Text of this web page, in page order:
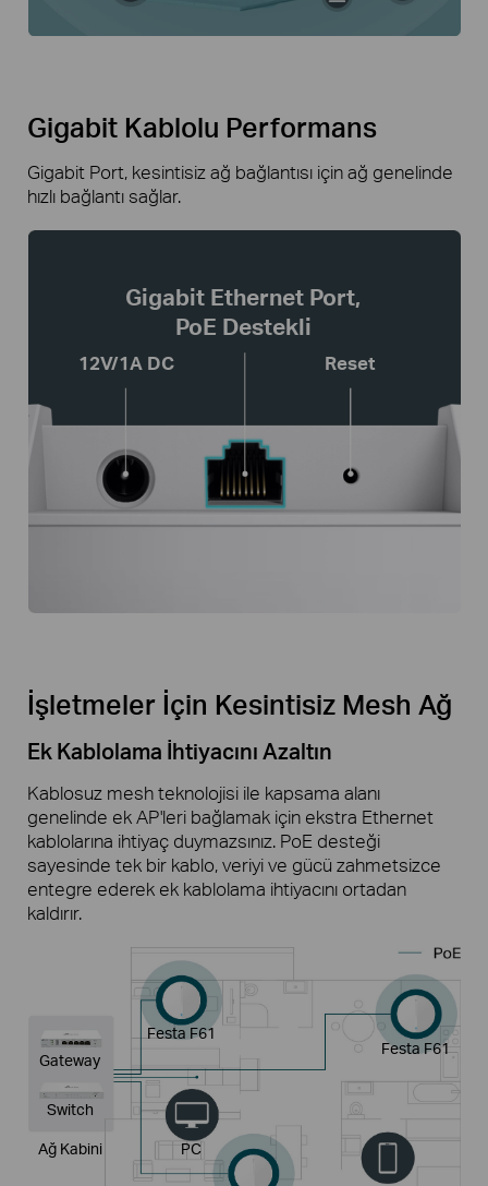
Gigabit Kablolu Performans
Gigabit Port, kesintisiz ağ bağlantısı için ağ genelinde
hızlı bağlantı sağlar.
Gigabit Ethernet Port,
PoE Destekli
12V/1A DC Reset
İşletmeler İçin Kesintisiz Mesh Ağ
Ek Kablolama İhtiyacını Azaltın
Kablosuz mesh teknolojisi ile kapsama alanı
genelinde ek AP'leri bağlamak için ekstra Ethernet
kablolarına ihtiyaç duymazsınız. PoE desteği
sayesinde tek bir kablo, veriyi ve gücü zahmetsizce
entegre ederek ek kablolama ihtiyacını ortadan
kaldırır.
Gateway
Switch
Ağ Kabini
Festa F61
Festa F61
PC